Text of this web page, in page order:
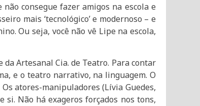
consegue fazer amigos na escola e
mais ‘tecnológico’ e modernoso – e
Ou seja, você não vê Lipe na escola,
Artesanal Cia. de Teatro. Para contar
e o teatro narrativo, na linguagem. O
atores-manipuladores (Lívia Guedes,
Não há exageros forçados nos tons,